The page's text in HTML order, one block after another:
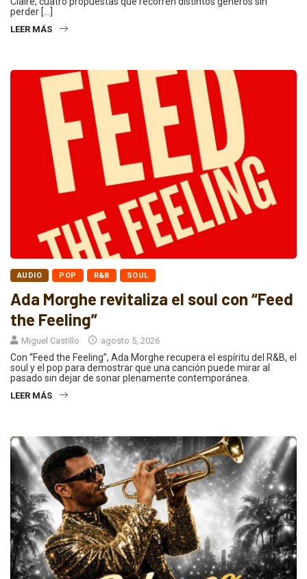
perder […]
LEER MÁS
AUDIO POP R&B SOUL
Ada Morghe revitaliza el soul con “Feed
the Feeling”
Miguel Castillo agosto 5, 2026
Con “Feed the Feeling”, Ada Morghe recupera el espíritu del R&B, el
soul y el pop para demostrar que una canción puede mirar al
pasado sin dejar de sonar plenamente contemporánea.
LEER MÁS